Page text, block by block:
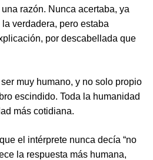
razón. Nunca acertaba, ya
verdadera, pero estaba
por descabellada que
muy humano, y no solo propio
escindido. Toda la humanidad
más cotidiana.
el intérprete nunca decía “no
la respuesta más humana,